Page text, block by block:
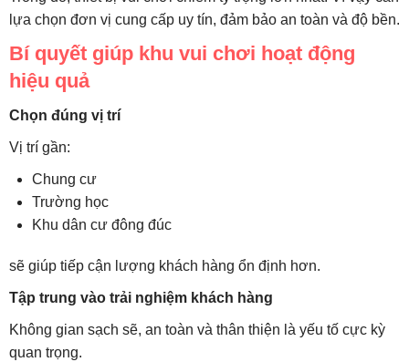
lựa chọn đơn vị cung cấp uy tín, đảm bảo an toàn và độ bền.
Bí quyết giúp khu vui chơi hoạt động
hiệu quả
Chọn đúng vị trí
Vị trí gần:
Chung cư
Trường học
Khu dân cư đông đúc
sẽ giúp tiếp cận lượng khách hàng ổn định hơn.
Tập trung vào trải nghiệm khách hàng
Không gian sạch sẽ, an toàn và thân thiện là yếu tố cực kỳ
quan trọng.